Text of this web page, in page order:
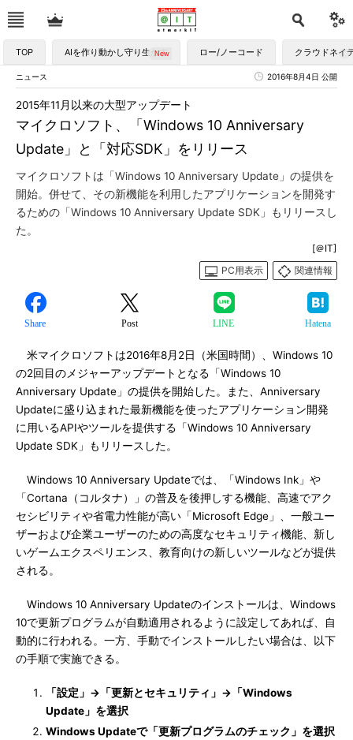
TOP AIを作り動かし守り生かす ロー/ノーコード クラウドネイ
ニュース 2016年8月4日 公開
マイクロソフト、「Windows 10 Anniversary
Update」と「対応SDK」をリリース
2015年11月以来の大型アップデート
マイクロソフトは「Windows 10 Anniversary Update」の提供を
開始。併せて、その新機能を利用したアプリケーションを開発す
るための「Windows 10 Anniversary Update SDK」もリリースし
た。
[＠IT]
PC用表示
関連情報
Share Post LINE Hatena
米マイクロソフトは2016年8月2日（米国時間）、Windows 10
の2回目のメジャーアップデートとなる「Windows 10
Anniversary Update」の提供を開始した。また、Anniversary
Updateに盛り込まれた最新機能を使ったアプリケーション開発
に用いるAPIやツールを提供する「Windows 10 Anniversary
Update SDK」もリリースした。
Windows 10 Anniversary Updateでは、「Windows Ink」や
「Cortana（コルタナ）」の普及を後押しする機能、高速でアク
セシビリティや省電力性能が高い「Microsoft Edge」、一般ユー
ザーおよび企業ユーザーのための高度なセキュリティ機能、新し
いゲームエクスペリエンス、教育向けの新しいツールなどが提供
される。
Windows 10 Anniversary Updateのインストールは、Windows
10で更新プログラムが自動適用されるように設定してあれば、自
動的に行われる。一方、手動でインストールしたい場合は、以下
の手順で実施できる。
「設定」→「更新とセキュリティ」→「Windows
Update」を選択
Windows Updateで「更新プログラムのチェック」を選択